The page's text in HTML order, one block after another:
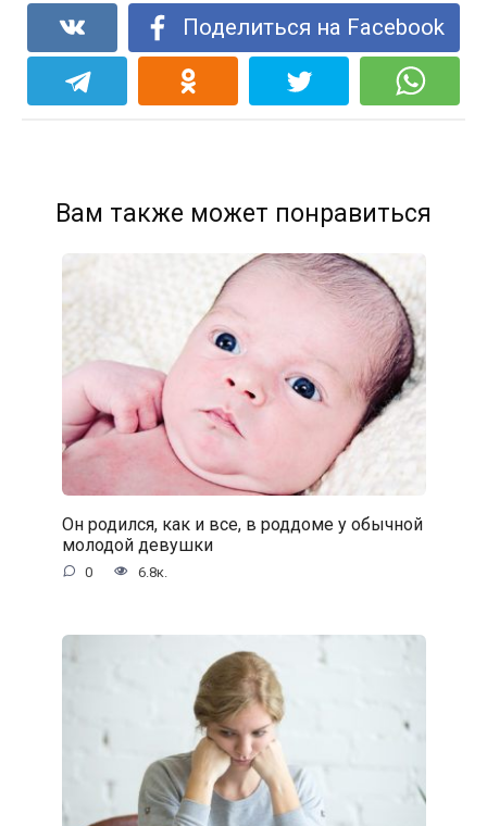
Поделиться на Facebook
Вам также может понравиться
Он родился, как и все, в роддоме у обычной
молодой девушки
0 6.8к.